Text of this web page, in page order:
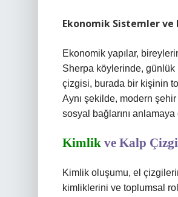
Ekonomik Sistemler ve
Ekonomik yapılar,
Sherpa köylerinde,
çizgisi, burada bir kişinin
Aynı şekilde, modern
sosyal bağlarını
Kimlik ve Kalp
Kimlik oluşumu, el
kimliklerini ve toplumsal